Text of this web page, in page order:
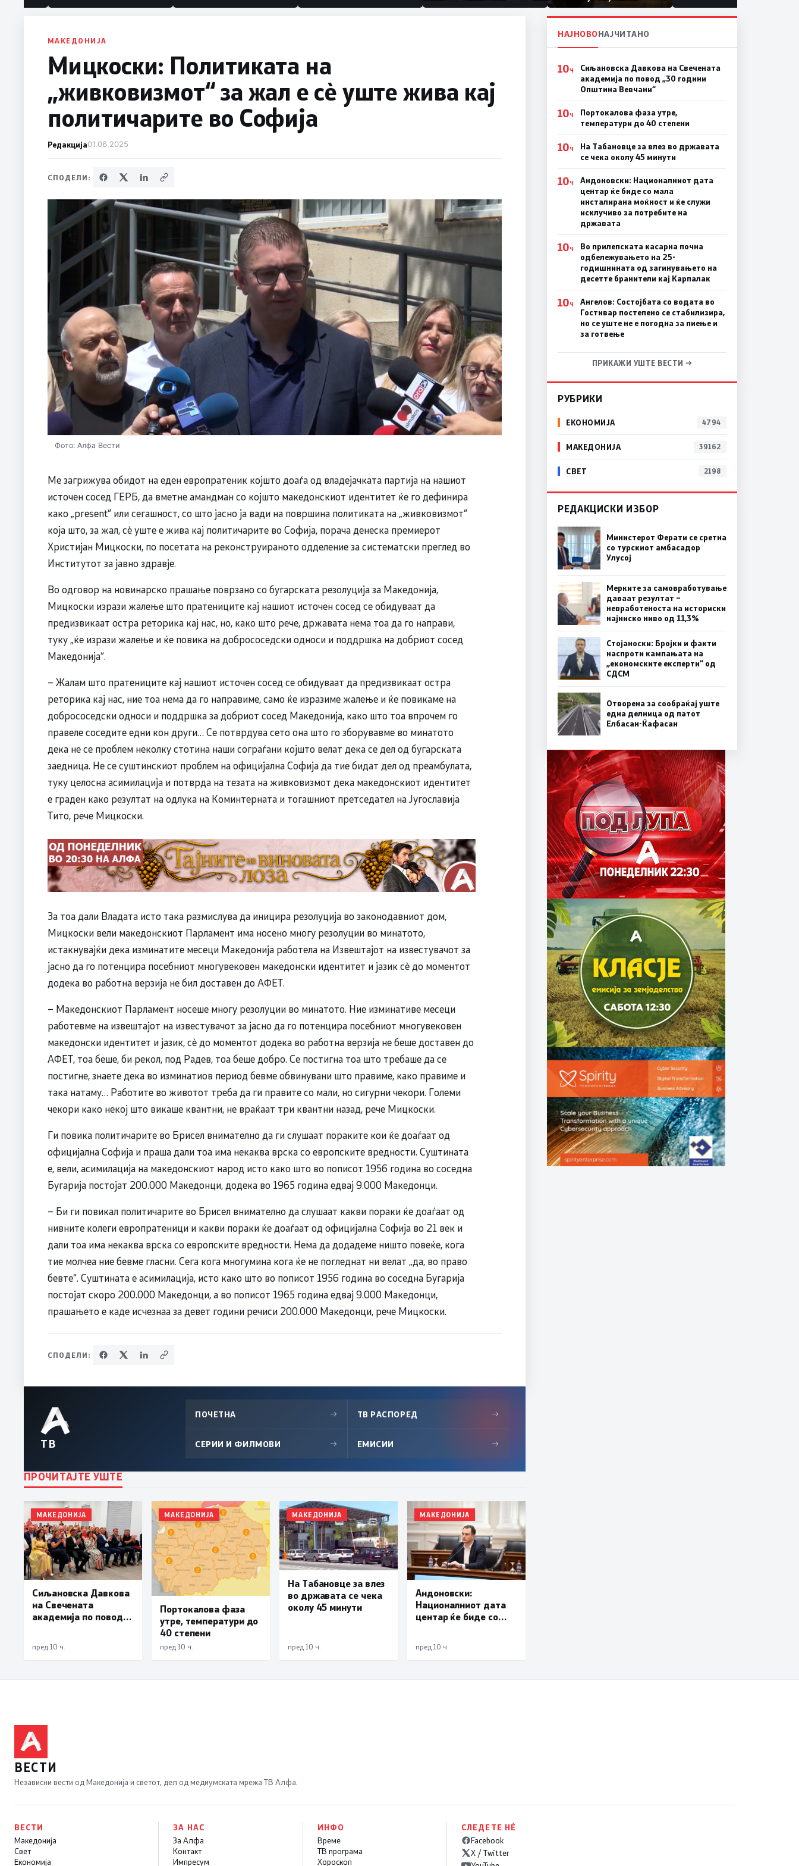
половина тунел во слепа
првачиња помалку
МАКЕДОНИЈА
Мицкоски: Политиката на
„живковизмот“ за жал е сѐ уште жива кај
политичарите во Софија
Редакција01.06.2025
СПОДЕЛИ:
Фото: Алфа Вести
Ме загрижува обидот на еден европратеник којшто доаѓа од владејачката партија на нашиот
источен сосед ГЕРБ, да вметне амандман со којшто македонскиот идентитет ќе го дефинира
како „present“ или сегашност, со што јасно ја вади на површина политиката на „живковизмот“
која што, за жал, сѐ уште е жива кај политичарите во Софија, порача денеска премиерот
Христијан Мицкоски, по посетата на реконструираното одделение за систематски преглед во
Институтот за јавно здравје.
Во одговор на новинарско прашање поврзано со бугарската резолуција за Македонија,
Мицкоски изрази жалење што пратениците кај нашиот источен сосед се обидуваат да
предизвикаат остра реторика кај нас, но, како што рече, државата нема тоа да го направи,
туку „ќе изрази жалење и ќе повика на добрососедски односи и поддршка на добриот сосед
Македонија“.
– Жалам што пратениците кај нашиот источен сосед се обидуваат да предизвикаат остра
реторика кај нас, ние тоа нема да го направиме, само ќе изразиме жалење и ќе повикаме на
добрососедски односи и поддршка за добриот сосед Македонија, како што тоа впрочем го
правеле соседите едни кон други… Се потврдува сето она што го зборувавме во минатото
дека не се проблем неколку стотина наши сограѓани којшто велат дека се дел од бугарската
заедница. Не се суштинскиот проблем на официјална Софија да тие бидат дел од преамбулата,
туку целосна асимилација и потврда на тезата на живковизмот дека македонскиот идентитет
е граден како резултат на одлука на Коминтерната и тогашниот претседател на Југославија
Тито, рече Мицкоски.
За тоа дали Владата исто така размислува да иницира резолуција во законодавниот дом,
Мицкоски вели македонскиот Парламент има носено многу резолуции во минатото,
истакнувајќи дека изминатите месеци Македонија работела на Извештајот на известувачот за
јасно да го потенцира посебниот многувековен македонски идентитет и јазик сѐ до моментот
додека во работна верзија не бил доставен до АФЕТ.
– Македонскиот Парламент носеше многу резолуции во минатото. Ние изминативе месеци
работевме на извештајот на известувачот за јасно да го потенцира посебниот многувековен
македонски идентитет и јазик, сѐ до моментот додека во работна верзија не беше доставен до
АФЕТ, тоа беше, би рекол, под Радев, тоа беше добро. Се постигна тоа што требаше да се
постигне, знаете дека во изминатиов период бевме обвинувани што правиме, како правиме и
така натаму… Работите во животот треба да ги правите со мали, но сигурни чекори. Големи
чекори како некој што викаше квантни, не враќаат три квантни назад, рече Мицкоски.
Ги повика политичарите во Брисел внимателно да ги слушаат пораките кои ќе доаѓаат од
официјална Софија и праша дали тоа има некаква врска со европските вредности. Суштината
е, вели, асимилација на македонскиот народ исто како што во пописот 1956 година во соседна
Бугарија постојат 200.000 Македонци, додека во 1965 година едвај 9.000 Македонци.
– Би ги повикал политичарите во Брисел внимателно да слушаат какви пораки ќе доаѓаат од
нивните колеги европратеници и какви пораки ќе доаѓаат од официјална Софија во 21 век и
дали тоа има некаква врска со европските вредности. Нема да додадеме ништо повеќе, кога
тие молчеа ние бевме гласни. Сега кога многумина кога ќе не погледнат ни велат „да, во право
бевте“. Суштината е асимилација, исто како што во пописот 1956 година во соседна Бугарија
постојат скоро 200.000 Македонци, а во пописот 1965 година едвај 9.000 Македонци,
прашањето е каде исчезнаа за девет години речиси 200.000 Македонци, рече Мицкоски.
СПОДЕЛИ:
ТВ
ПОЧЕТНА → ТВ РАСПОРЕД →
СЕРИИ И ФИЛМОВИ → ЕМИСИИ →
ПРОЧИТАЈТЕ УШТЕ
МАКЕДОНИЈА
Сиљановска Давкова
на Свечената
академија по повод
пред 10 ч.
МАКЕДОНИЈА
Портокалова фаза
утре, температури до
40 степени
пред 10 ч.
МАКЕДОНИЈА
На Табановце за влез
во државата се чека
околу 45 минути
пред 10 ч.
МАКЕДОНИЈА
Андоновски:
Националниот дата
центар ќе биде со
исклучиво за
пред 10 ч.
НАЈНОВОНАЈЧИТАНО
10Ч
Сиљановска Давкова на Свечената
академија по повод „30 години
Општина Вевчани“
10Ч
Портокалова фаза утре,
температури до 40 степени
10Ч
На Табановце за влез во државата
се чека околу 45 минути
10Ч
Андоновски: Националниот дата
центар ќе биде со мала
инсталирана моќност и ќе служи
исклучиво за потребите на
државата
10Ч
Во прилепската касарна почна
одбележувањето на 25-
годишнината од загинувањето на
десетте бранители кај Карпалак
10Ч
Ангелов: Состојбата со водата во
Гостивар постепено се стабилизира,
но се уште не е погодна за пиење и
за готвење
ПРИКАЖИ УШТЕ ВЕСТИ →
РУБРИКИ
ЕКОНОМИЈА 4794
МАКЕДОНИЈА 39162
СВЕТ 2198
РЕДАКЦИСКИ ИЗБОР
Министерот Ферати се сретна
со турскиот амбасадор
Улусој
Мерките за самовработување
даваат резултат –
невработеноста на историски
најниско ниво од 11,3%
Стојаноски: Бројки и факти
наспроти кампањата на
„економските експерти“ од
СДСM
Отворена за сообраќај уште
една делница од патот
Елбасан-Ќафасан
ВЕСТИ
Независни вести од Македонија и светот, дел од медиумската мрежа ТВ Алфа.
ВЕСТИ
Македонија
Свет
Економија
ЗА НАС
За Алфа
Контакт
Импресум
ИНФО
Време
ТВ програма
Хороскоп
СЛЕДЕТЕ НÉ
Facebook
X / Twitter